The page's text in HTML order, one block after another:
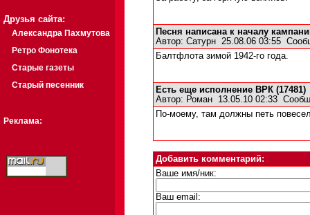
Друзья сайта:
Александра Пахмутова
Ретро Фонотека
Старые газеты
Старый песенник
Реклама:
Песня написана к началу
Автор: Сатурн 25.08.06 03:55
Балтфлота зимой 1942-го года.
Есть еще исполнение ВРК (17481)
Автор: Роман 13.05.10 02:33
По-моему, там должны петь
Добавить комментарий:
Ваше имя/ник:
Ваш email: